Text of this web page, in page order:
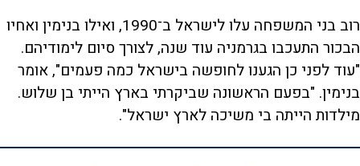
רוב בני המשפחה עלו לישראל ב־1990, ואילו בנימין ואחיו
הבכור התעכבו בגרמניה עוד שנה, לצורך סיום לימודיהם.
"עוד לפני כן הגענו לחופשה בישראל כמה פעמים", אומר
בנימין. "בפעם הראשונה שביקרתי בארץ הייתי בן שלוש.
מילדות הייתה בי משיכה לארץ ישראל".